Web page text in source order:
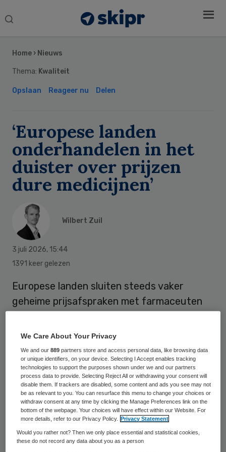
Search
Home › Nieuws
Thema: Kwaliteit
Opslaan Reageer nu Delen
‘Europese landen
onderhandelen in het
duister over prijzen
dure medicijnen’
Wilbert Zuil
3 juli 2026, 15:44
1391 keer gelezen
Europese landen sluiten steeds vaker
geheime prijsafspraken met farmaceuten
kankermedicijnen. Hierdoor hebben
overheden geen idee wat buurlanden
werkelijk betalen en onderhandelen zij blind,
stelt KWF Kankerbestrijding op basis van
nieuw onderzoek van het European Fair
Pricing Network (EFPN) in dertien landen.
Zij pleiten daarom voor meer Europese
transparantie om verspilling van
Sidebar
We Care About Your Privacy
We and our889 partners store and access personal data, like browsing data
or unique identifiers, on your device. Selecting I Accept enables tracking
technologies to support the purposes shown under we and our partners
process data to provide. Selecting Reject All or withdrawing your consent will
disable them. If trackers are disabled, some content and ads you see may not
be as relevant to you. You can resurface this menu to change your choices or
withdraw consent at any time by clicking the Manage Preferences link on the
bottom of the webpage. Your choices will have effect within our Website. For
more details, refer to our Privacy Policy.
Privacy Statement
Would you rather not? Then we only place essential and statistical cookies,
these do not record any data about you as a person